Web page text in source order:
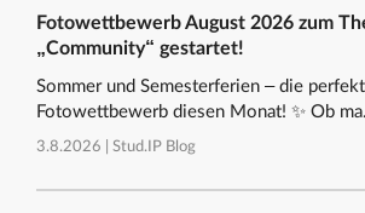
Fotowettbewerb August 2026 zum
„Community“ gestartet!
Sommer und Semesterferien – die
Fotowettbewerb diesen Monat! ✨ Ob
3.8.2026 | Stud.IP Blog